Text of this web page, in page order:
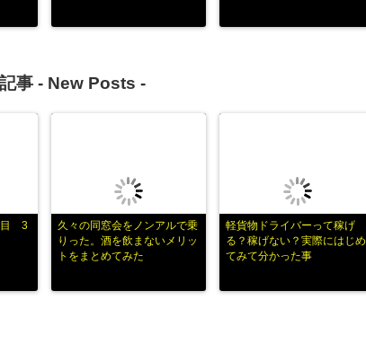
事 - New Posts -
目 3
久々の同窓会をノンアルで乗
りった。酒を飲まないメリッ
トをまとめてみた
軽貨物ドライバーって稼げ
る？稼げない？実際にはじめ
てみて分かった事